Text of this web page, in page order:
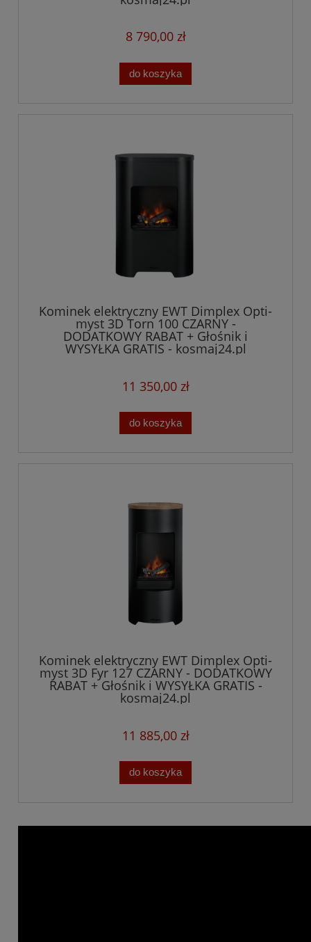
8 790,00 zł
do koszyka
Kominek elektryczny EWT Dimplex Opti-
myst 3D Torn 100 CZARNY -
DODATKOWY RABAT + Głośnik i
WYSYŁKA GRATIS - kosmaj24.pl
11 350,00 zł
do koszyka
Kominek elektryczny EWT Dimplex Opti-
myst 3D Fyr 127 CZARNY - DODATKOWY
RABAT + Głośnik i WYSYŁKA GRATIS -
kosmaj24.pl
11 885,00 zł
do koszyka